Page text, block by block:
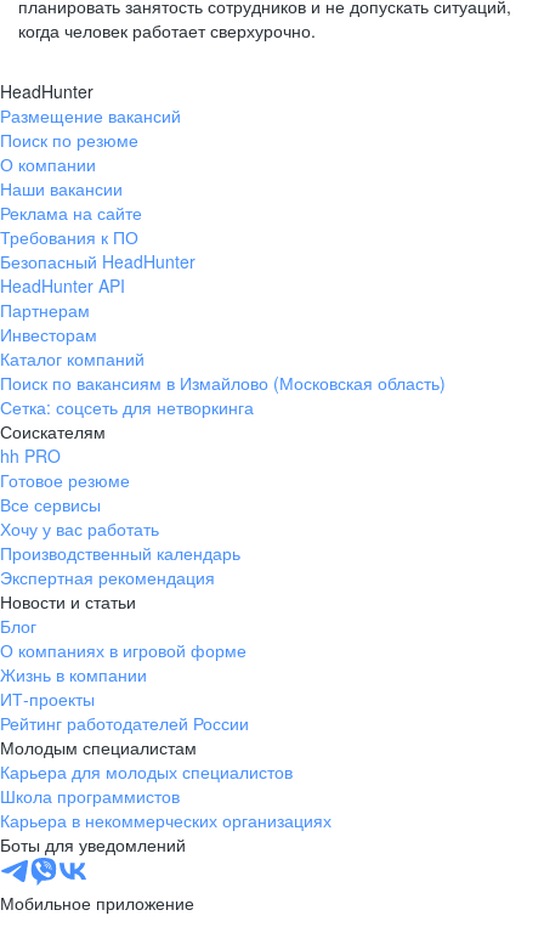
планировать занятость сотрудников и не допускать ситуаций,
когда человек работает сверхурочно.
HeadHunter
Размещение вакансий
Поиск по резюме
О компании
Наши вакансии
Реклама на сайте
Требования к ПО
Безопасный HeadHunter
HeadHunter API
Партнерам
Инвесторам
Каталог компаний
Поиск по вакансиям в Измайлово (Московская область)
Сетка: соцсеть для нетворкинга
Соискателям
hh PRO
Готовое резюме
Все сервисы
Хочу у вас работать
Производственный календарь
Экспертная рекомендация
Новости и статьи
Блог
О компаниях в игровой форме
Жизнь в компании
ИТ-проекты
Рейтинг работодателей России
Молодым специалистам
Карьера для молодых специалистов
Школа программистов
Карьера в некоммерческих организациях
Боты для уведомлений
Мобильное приложение